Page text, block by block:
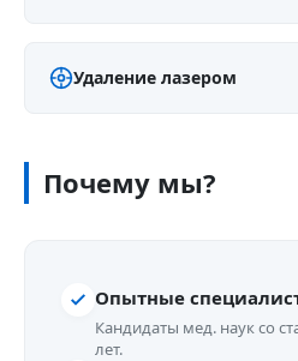
Удаление лазером
Почему мы?
Опытные
Кандидаты мед. наук со
лет.